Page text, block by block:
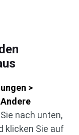
>
nach unten,
klicken Sie auf